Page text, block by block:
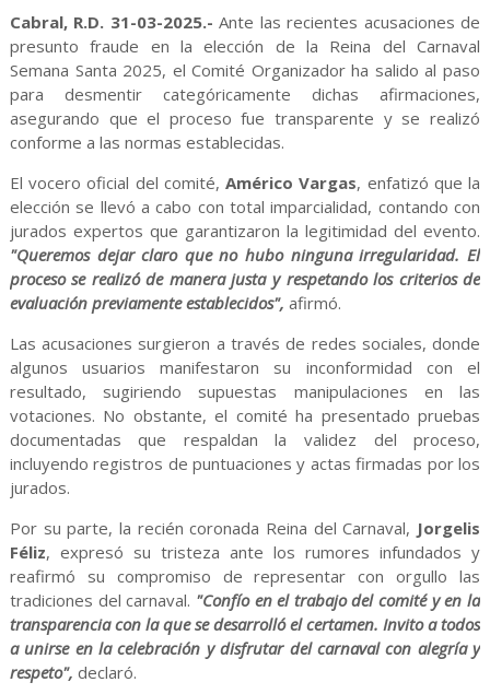
Cabral, R.D. 31-03-2025.- Ante las recientes acusaciones de
presunto fraude en la elección de la Reina del Carnaval
Semana Santa 2025, el Comité Organizador ha salido al paso
para desmentir categóricamente dichas afirmaciones,
asegurando que el proceso fue transparente y se realizó
conforme a las normas establecidas.
El vocero oficial del comité,Américo Vargas, enfatizó que la
elección se llevó a cabo con total imparcialidad, contando con
jurados expertos que garantizaron la legitimidad del evento.
"Queremos dejar claro que no hubo ninguna irregularidad. El
proceso se realizó de manera justa y respetando los criterios de
evaluación previamente establecidos", afirmó.
Las acusaciones surgieron a través de redes sociales, donde
algunos usuarios manifestaron su inconformidad con el
resultado, sugiriendo supuestas manipulaciones en las
votaciones. No obstante, el comité ha presentado pruebas
documentadas que respaldan la validez del proceso,
incluyendo registros de puntuaciones y actas firmadas por los
jurados.
Por su parte, la recién coronada Reina del Carnaval, Jorgelis
Féliz, expresó su tristeza ante los rumores infundados y
reafirmó su compromiso de representar con orgullo las
tradiciones del carnaval. "Confío en el trabajo del comité y en la
transparencia con la que se desarrolló el certamen. Invito a todos
a unirse en la celebración y disfrutar del carnaval con alegría y
respeto", declaró.